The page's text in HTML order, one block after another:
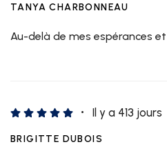
TANYA CHARBONNEAU
Au-delà de mes espérances
Il y a 413 jours
BRIGITTE DUBOIS